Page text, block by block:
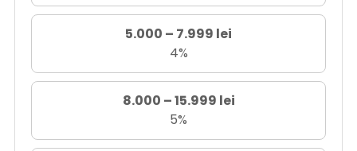
5.000 – 7.999 lei
4%
8.000 – 15.999 lei
5%